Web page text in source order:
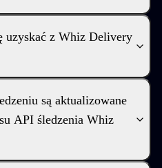
uzyskać z Whiz Delivery
są aktualizowane
API śledzenia Whiz